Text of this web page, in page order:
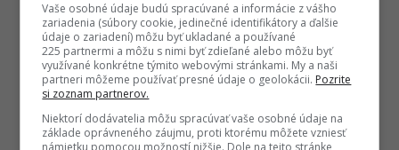
Vaše osobné údaje budú spracúvané a informácie z vášho
zariadenia (súbory cookie, jedinečné identifikátory a ďalšie
údaje o zariadení) môžu byť ukladané a používané
225 partnermi a môžu s nimi byť zdieľané alebo môžu byť
využívané konkrétne týmito webovými stránkami. My a naši
partneri môžeme používať presné údaje o geolokácii. Pozrite
si zoznam partnerov.
Niektorí dodávatelia môžu spracúvať vaše osobné údaje na
základe oprávneného záujmu, proti ktorému môžete vzniesť
námietku pomocou možností nižšie. Dole na tejto stránke